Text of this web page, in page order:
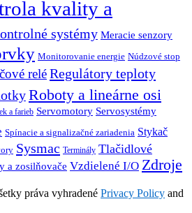
kvality a
systémy Meracie senzory
Monitorovanie energie Núdzové stop
reléRegulátory teploty
Roboty a lineárne osi
a farieb Servomotory Servosystémy
Spínacie a signalizačné zariadenia Stykač
Sysmac Terminály Tlačidlové
a zosilňovače Vzdielené I/O Zdroje
práva vyhradené Privacy Policy and